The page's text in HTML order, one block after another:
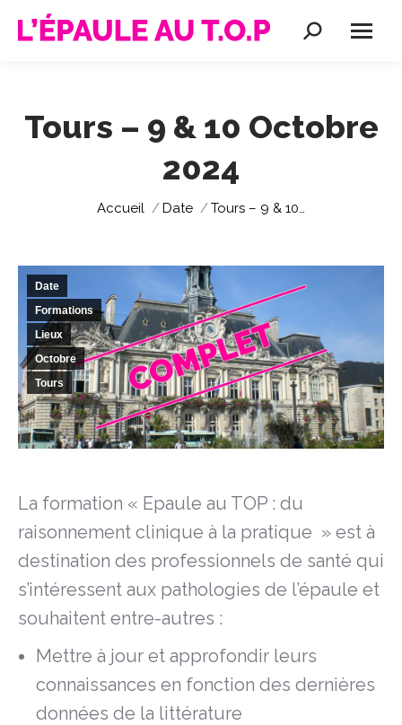
Recherche
Tours – 9 & 10 Octobre
2024
Vous êtes ici :
Accueil Date Tours – 9 & 10…
Date
Formations
Lieux
Octobre
Tours
La formation « Epaule au TOP : du
raisonnement clinique à la pratique » est à
destination des professionnels de santé qui
s’intéressent aux pathologies de l’épaule et
souhaitent entre-autres :
Mettre à jour et approfondir leurs
connaissances en fonction des dernières
données de la littérature